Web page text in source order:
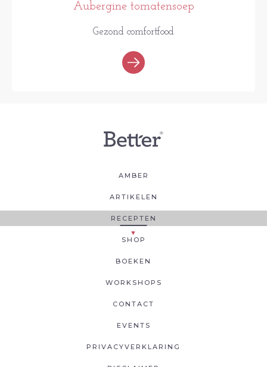
Aubergine tomatensoep
Gezond comfortfood
AMBER
ARTIKELEN
RECEPTEN
SHOP
BOEKEN
WORKSHOPS
CONTACT
EVENTS
PRIVACYVERKLARING